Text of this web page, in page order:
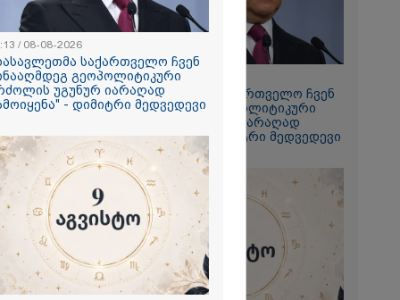
საფრენი
ღამეს თამარ
ძმა
მე ვერ
17:13 / 08-08-2026
"დასავლეთმა საქართველო ჩვენ
წინააღმდეგ გეოპოლიტიკური
ბრძოლის უგუნურ იარაღად
გამოიყენა" - დიმიტრი მედვედევი
/ 08-08-2026
საქართველო ჩვენ
გეოპოლიტიკური
უგუნურ იარაღად
- დიმიტრი მედვედევი